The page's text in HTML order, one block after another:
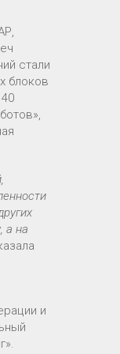
стали
блоков
а на
и